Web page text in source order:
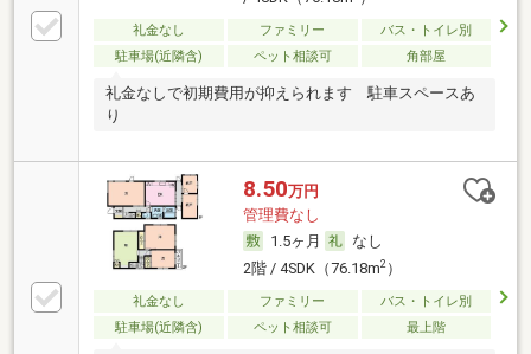
礼金なし ファミリー
バス・トイレ別
駐車場(近隣含)
ペット相談可 角部屋
礼金なしで初期費用が抑えられます 駐車スペースあ
り
8.50万円
管理費なし
1.5ヶ月
なし
2階 / 4SDK（76.18m2）
礼金なし ファミリー
バス・トイレ別
駐車場(近隣含)
ペット相談可 最上階